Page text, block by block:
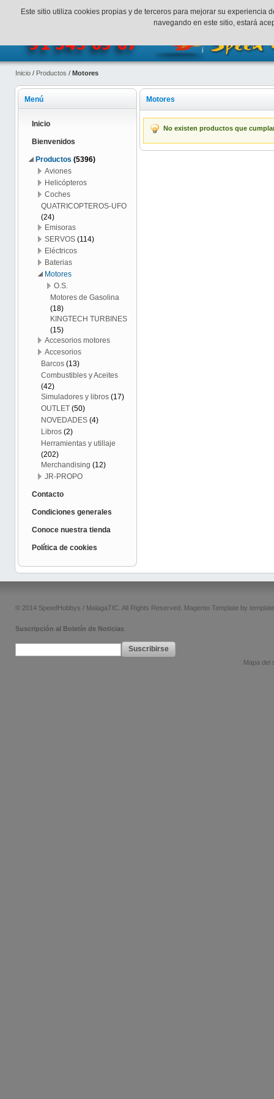
¡Bienvenidos a SpeedHobbys! Mi cuenta Finalizar
Inicio / Productos / Motores
Motores
No existen productos que
Menú
Inicio
Bienvenidos
Productos (5396)
Aviones
Helicópteros
Coches
QUATRICOPTEROS-UFO
(24)
Emisoras
SERVOS (114)
Eléctricos
Baterias
Motores
O.S.
Motores de Gasolina
(18)
KINGTECH TURBINES
(15)
Accesorios motores
Accesorios
Barcos (13)
Combustibles y Aceites
(42)
Simuladores y libros (17)
OUTLET (50)
NOVEDADES (4)
Libros (2)
Herramientas y utillaje
(202)
Merchandising (12)
JR-PROPO
Contacto
Condiciones generales
Conoce nuestra tienda
Política de cookies
© 2014 SpeedHobbys / MalagaTIC. All Rights Reserved. Magento Template by
Suscripción al Boletín de Noticias
Suscribirse
Mapa del
Este sitio utiliza cookies propias y de terceros para mejorar su
navegando en este sitio, estará